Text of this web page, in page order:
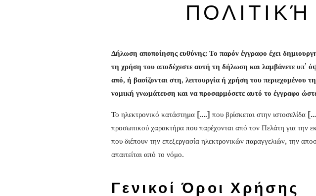
Δήλωση αποποίησης ευθύνης: Το παρόν έγγραφο έχει
τη χρήση του αποδέχεστε αυτή τη δήλωση και λαμβάνετε υπ’
από, ή βασίζονται στη, λειτουργία ή χρήση του περιεχομένου
νομική γνωμάτευση και να προσαρμόσετε αυτό το έγγραφο ώστε
Το ηλεκτρονικό κατάστημα [….] που βρίσκεται στην ιστοσελίδα
προσωπικού χαρακτήρα που παρέχονται από τον Πελάτη για την
που διέπουν την επεξεργασία ηλεκτρονικών παραγγελιών, την
απαιτείται από το νόμο.
Γενικοί Όροι Χρήσης